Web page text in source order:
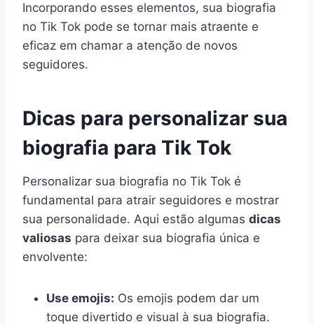
Incorporando esses elementos, sua biografia
no Tik Tok pode se tornar mais atraente e
eficaz em chamar a atenção de novos
seguidores.
Dicas para personalizar sua
biografia para Tik Tok
Personalizar sua biografia no Tik Tok é
fundamental para atrair seguidores e mostrar
sua personalidade. Aqui estão algumas dicas
valiosas para deixar sua biografia única e
envolvente:
Use emojis: Os emojis podem dar um
toque divertido e visual à sua biografia.